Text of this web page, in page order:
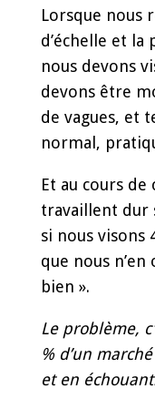
Lorsque nous
d’échelle et
nous devons
devons être
de vagues, et
normal,
Et au cours
travaillent dur
si nous visons
que nous
bien ».
Le problème,
% d’un
et en